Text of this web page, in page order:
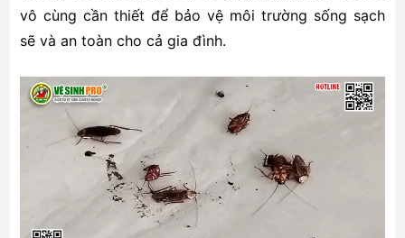
vô cùng cần thiết để bảo vệ môi trường sống sạch
sẽ và an toàn cho cả gia đình.